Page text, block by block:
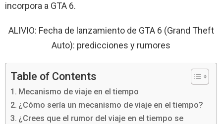
incorpora a GTA 6.
ALIVIO: Fecha de lanzamiento de GTA 6 (Grand Theft
Auto): predicciones y rumores
Table of Contents
Mecanismo de viaje en el tiempo
¿Cómo sería un mecanismo de viaje en el tiempo?
¿Crees que el rumor del viaje en el tiempo se